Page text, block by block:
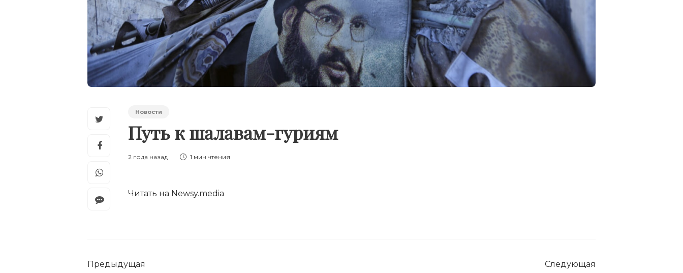
Новости
Путь к шалавам-гуриям
2 года назад 1 мин чтения
Читать на Newsy.media
Предыдущая Следующая